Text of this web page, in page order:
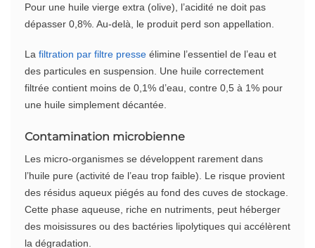
Pour une huile vierge extra (olive), l’acidité ne doit pas
dépasser 0,8%. Au-delà, le produit perd son appellation.
La filtration par filtre presse élimine l’essentiel de l’eau et
des particules en suspension. Une huile correctement
filtrée contient moins de 0,1% d’eau, contre 0,5 à 1% pour
une huile simplement décantée.
Contamination microbienne
Les micro-organismes se développent rarement dans
l’huile pure (activité de l’eau trop faible). Le risque provient
des résidus aqueux piégés au fond des cuves de stockage.
Cette phase aqueuse, riche en nutriments, peut héberger
des moisissures ou des bactéries lipolytiques qui accélèrent
la dégradation.